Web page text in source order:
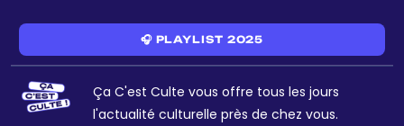
🎧 PLAYLIST 2025
Ça C'est Culte vous offre tous les jours
l'actualité culturelle près de chez vous.